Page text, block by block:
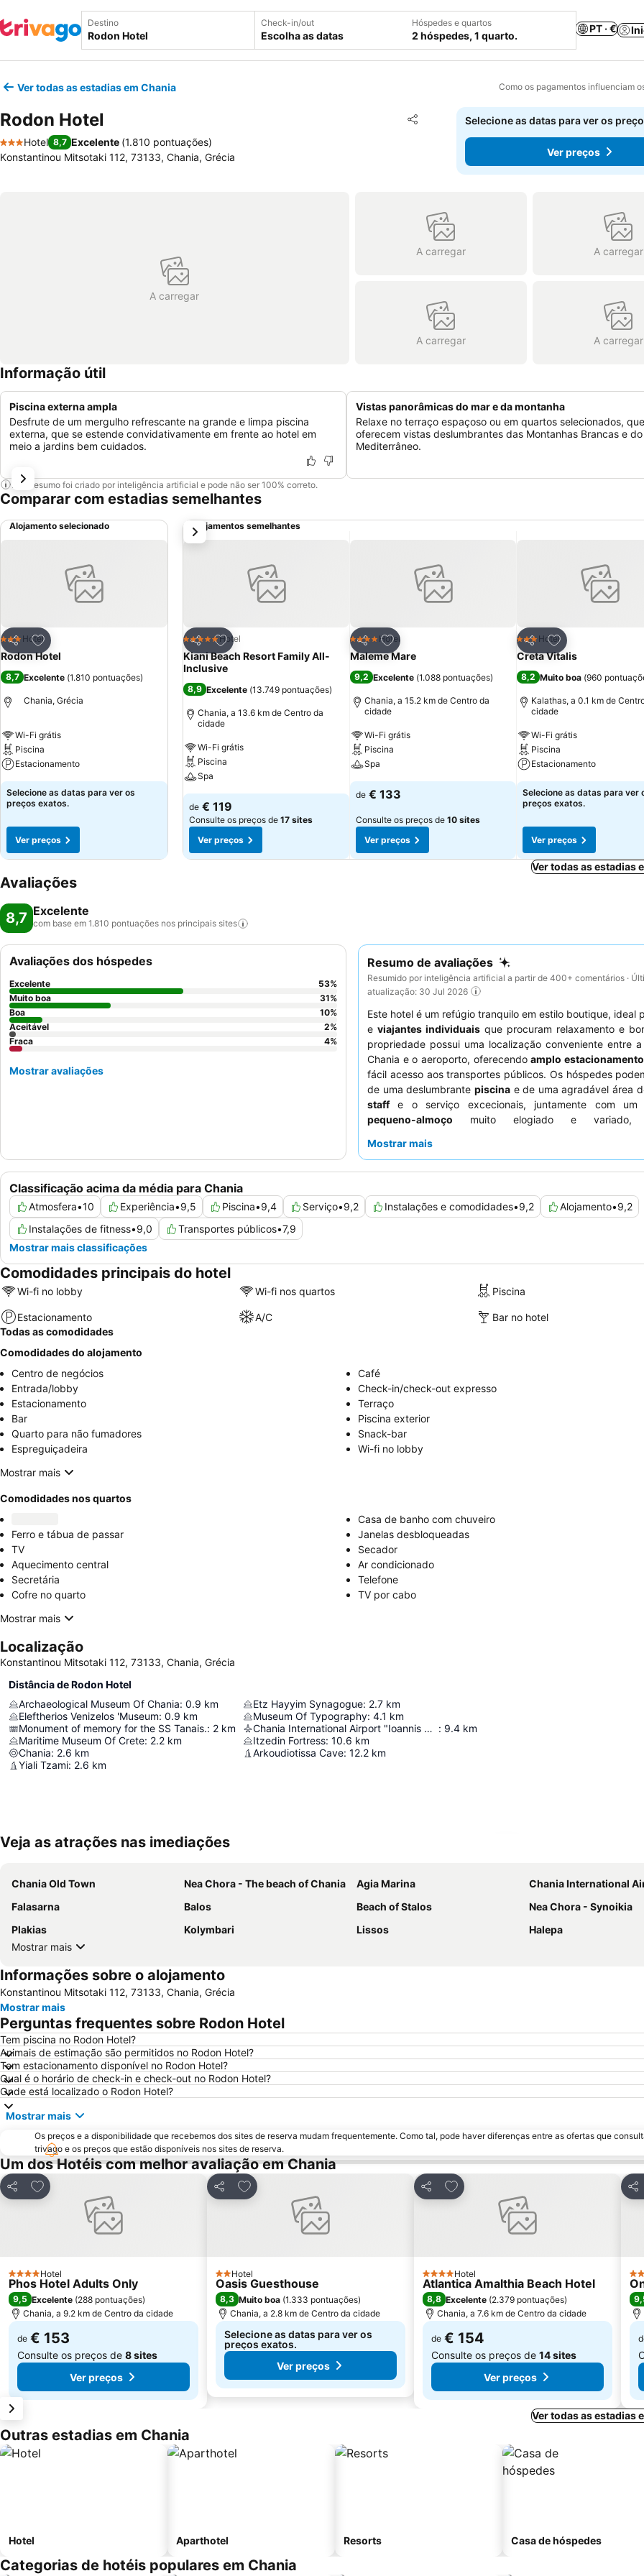
Destino Check-in/out
Escolha as datas
Hóspedes e quartos
2 hóspedes, 1 quarto.
PT · €
Ver todas as estadias em Chania Como os pagamentos influenciam
Rodon Hotel Partilhar
Adicionar aos favoritos
3 Estrelas
Hotel 8,7 Excelente (1.810 pontuações)
Κonstantinou Μitsotaki 112, 73133, Chania, Grécia
Selecione as datas para ver os
Ver preços
A carregar
A carregar A carregar
A carregar A carregar
Informação útil
Piscina externa ampla
Desfrute de um mergulho refrescante na grande e limpa piscina
externa, que se estende convidativamente em frente ao hotel em
meio a jardins bem cuidados.
Vistas panorâmicas do mar e da montanha
Relaxe no terraço espaçoso ou em quartos selecionados, que
oferecem vistas deslumbrantes das Montanhas Brancas e
Mediterrâneo.
Este resumo foi criado por inteligência artificial e pode não ser 100% correto.
Comparar com estadias semelhantes
Alojamento selecionado
Partilhar
Adicionar aos favoritos
3 Estrelas
Hotel
Rodon Hotel
8,7 Excelente (1.810 pontuações)
Chania, Grécia
Wi-Fi grátis
Piscina
Estacionamento
Selecione as datas para ver os
preços exatos.
Ver preços
Alojamentos semelhantes
Partilhar
Adicionar aos favoritos
5 EstrelasHotel
Kiani Beach Resort Family All-
Inclusive
8,9 Excelente (13.749 pontuações)
Chania, a 13.6 km de Centro da
cidade
Wi-Fi grátis
Piscina
Spa
de € 119
Consulte os preços de 17 sites
Ver preços
Partilhar
Adicionar aos favoritos
4 EstrelasHotel
Maleme Mare
9,2 Excelente (1.088 pontuações)
Chania, a 15.2 km de Centro da
cidade
Wi-Fi grátis
Piscina
Spa
de € 133
Consulte os preços de 10 sites
Ver preços
Partilhar
Adicionar aos
3 Estrelas
Hotel
Creta Vitalis
8,2 Muito boa (960
Kalathas, a 0.1 km de
cidade
Wi-Fi grátis
Piscina
Estacionamento
Selecione as datas para ver
preços exatos.
Ver preços
próximo
Ver todas as estadias
Avaliações
8,7 Excelente
com base em 1.810 pontuações nos principais sites
Resumo de avaliações
Resumido por inteligência artificial a partir de 400+ comentários ·
atualização: 30 Jul 2026
Este hotel é um refúgio tranquilo em estilo boutique, ideal
e viajantes individuais que procuram relaxamento e
propriedade possui uma localização conveniente entre
Chania e o aeroporto, oferecendoamplo
fácil acesso aos transportes públicos. Os hóspedes
de uma deslumbrante piscinae de uma agradável área
staffe o serviço excecionais, juntamente com um
pequeno-almoço muito elogiado e variado,
mais tranquila, os hóspedes são aconselhados a solicitar
Mostrar mais
Classificação acima da média para Chania
Atmosfera•10 Experiência•9,5 Piscina•9,4 Serviço•9,2 Instalações e comodidades•9,2 Alojamento•9,2
Instalações de fitness•9,0 Transportes públicos•7,9
Mostrar mais classificações
Avaliações dos hóspedes
Excelente 53%
Muito boa
31%
Boa
10%
Aceitável
2%
Fraca
4%
Mostrar avaliações
Comodidades principais do hotel
Wi-fi no lobby Wi-fi nos quartos Piscina
Estacionamento A/C
Bar no hotel
Todas as comodidades
Comodidades do alojamento
Centro de negócios
Café
Entrada/lobby
Check-in/check-out expresso
Estacionamento
Terraço
Bar
Piscina exterior
Quarto para não fumadores
Snack-bar
Espreguiçadeira
Wi-fi no lobby
Mostrar mais
Comodidades nos quartos
Casa de banho com chuveiro
Ferro e tábua de passar
Janelas desbloqueadas
TV
Secador
Aquecimento central
Ar condicionado
Secretária
Telefone
Cofre no quarto
TV por cabo
Mostrar mais
Localização
Κonstantinou Μitsotaki 112, 73133, Chania, Grécia
Distância de Rodon Hotel
Archaeological Museum Of Chania: 0.9 km
Eleftherios Venizelos 'Museum: 0.9 km
Monument of memory for the SS Tanais.: 2 km
Maritime Museum Of Crete: 2.2 km
Chania: 2.6 km
Yiali Tzami: 2.6 km
Etz Hayyim Synagogue: 2.7 km
Museum Of Typography: 4.1 km
Chania International Airport "Ioannis Daskalogiannis" : 9.4 km
Itzedin Fortress: 10.6 km
Arkoudiotissa Cave: 12.2 km
Veja as atrações nas imediações
Chania Old Town Nea Chora - The beach of Chania Agia Marina
Chania International
Falasarna
Balos Beach of Stalos
Nea Chora - Synoikia
Plakias
Kolymbari Lissos
Halepa
Mostrar mais
Informações sobre o alojamento
Κonstantinou Μitsotaki 112, 73133, Chania, Grécia
Mostrar mais
Perguntas frequentes sobre Rodon Hotel
Tem piscina no Rodon Hotel?
Animais de estimação são permitidos no Rodon Hotel?
Tem estacionamento disponível no Rodon Hotel?
Qual é o horário de check-in e check-out no Rodon Hotel?
Onde está localizado o Rodon Hotel?
Mostrar mais
Os preços e a disponibilidade que recebemos dos sites de reserva mudam frequentemente. Como tal, pode haver diferenças entre as ofertas que
trivago e os preços que estão disponíveis nos sites de reserva.
Um dos Hotéis com melhor avaliação em Chania
Partilhar
Adicionar aos favoritos
4 Estrelas
Hotel
Phos Hotel Adults Only
9,5 Excelente (288 pontuações)
Chania, a 9.2 km de Centro da cidade
de € 153
Consulte os preços de 8 sites
Ver preços
Partilhar
Adicionar aos favoritos
2 Estrelas
Hotel
Oasis Guesthouse
8,3 Muito boa (1.333 pontuações)
Chania, a 2.8 km de Centro da cidade
Selecione as datas para ver os
preços exatos.
Ver preços
Partilhar
Adicionar aos favoritos
4 Estrelas
Hotel
Atlantica Amalthia Beach Hotel
8,8 Excelente (2.379 pontuações)
Chania, a 7.6 km de Centro da cidade
de € 154
Consulte os preços de 14 sites
Ver preços
4
Ver todas as estadias
Outras estadias em Chania
Hotel Aparthotel Resorts Casa de hóspedes
Categorias de hotéis populares em Chania